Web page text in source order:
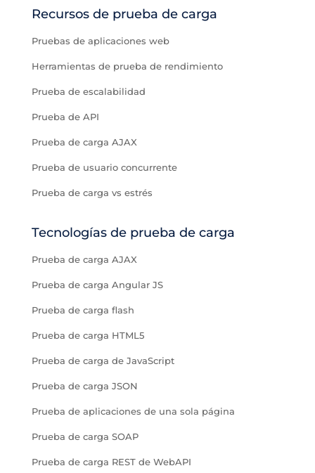
Recursos de prueba de carga
Pruebas de aplicaciones web
Herramientas de prueba de rendimiento
Prueba de escalabilidad
Prueba de API
Prueba de carga AJAX
Prueba de usuario concurrente
Prueba de carga vs estrés
Tecnologías de prueba de carga
Prueba de carga AJAX
Prueba de carga Angular JS
Prueba de carga flash
Prueba de carga HTML5
Prueba de carga de JavaScript
Prueba de carga JSON
Prueba de aplicaciones de una sola página
Prueba de carga SOAP
Prueba de carga REST de WebAPI